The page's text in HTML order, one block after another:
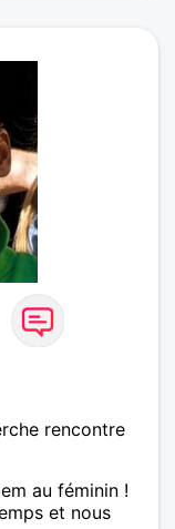
rencontre
au féminin !
et nous